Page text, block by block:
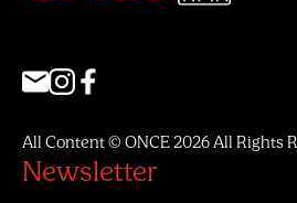
All Content © ONCE 2026 All Rights
Newsletter